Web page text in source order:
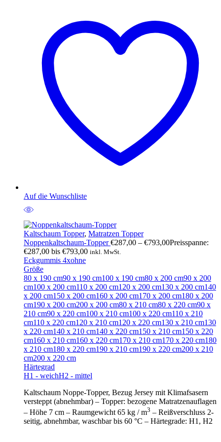
Auf die Wunschliste
Kaltschaum Topper, Matratzen Topper
Noppenkaltschaum-Topper€287,00 – €793,00Preisspanne:
€287,00 bis €793,00 inkl. MwSt.
Eckgummis 4xohne
Größe
80 x 190 cm90 x 190 cm100 x 190 cm80 x 200 cm90 x 200
cm100 x 200 cm110 x 200 cm120 x 200 cm130 x 200 cm140
x 200 cm150 x 200 cm160 x 200 cm170 x 200 cm180 x 200
cm190 x 200 cm200 x 200 cm80 x 210 cm80 x 220 cm90 x
210 cm90 x 220 cm100 x 210 cm100 x 220 cm110 x 210
cm110 x 220 cm120 x 210 cm120 x 220 cm130 x 210 cm130
x 220 cm140 x 210 cm140 x 220 cm150 x 210 cm150 x 220
cm160 x 210 cm160 x 220 cm170 x 210 cm170 x 220 cm180
x 210 cm180 x 220 cm190 x 210 cm190 x 220 cm200 x 210
cm200 x 220 cm
Härtegrad
H1 - weichH2 - mittel
Kaltschaum Noppe-Topper, Bezug Jersey mit Klimafsasern
versteppt (abnehmbar) – Topper: bezogene Matratzenauflagen
– Höhe 7 cm – Raumgewicht 65 kg / m3 – Reißverschluss 2-
seitig, abnehmbar, waschbar bis 60 °C – Härtegrade: H1, H2